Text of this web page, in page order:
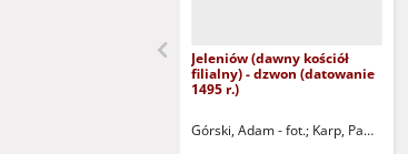
Jeleniów (dawny kościół
filialny) - dzwon (datowanie
1495 r.)
Górski, Adam - fot. Karp, Paweł - fot.